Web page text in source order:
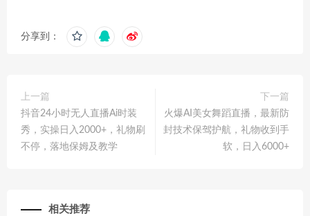
分享到：
上一篇
抖音24小时无人直播Ai时装
秀，实操日入2000+，礼物刷
不停，落地保姆及教学
下一篇
火爆AI美女舞蹈直播，最新防
封技术保驾护航，礼物收到手
软，日入6000+
相关推荐